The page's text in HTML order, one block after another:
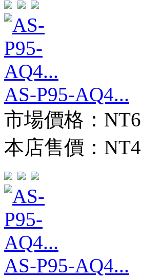
AS-P95-AQ4...
市場價格：
本店售價：
AS-P95-AQ4...